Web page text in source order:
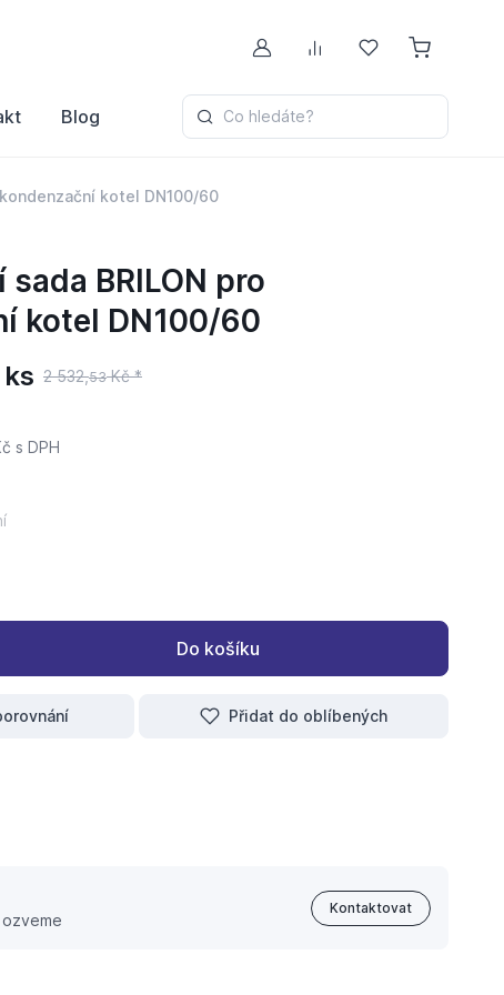
Můj účetPorovnávání
Oblíbené
Blog Co hledáte?
kotel DN100/60
BRILON pro
kotel DN100/60
2 532,53Kč *
s DPH
Do košíku
Přidat do oblíbených
Kontaktovat